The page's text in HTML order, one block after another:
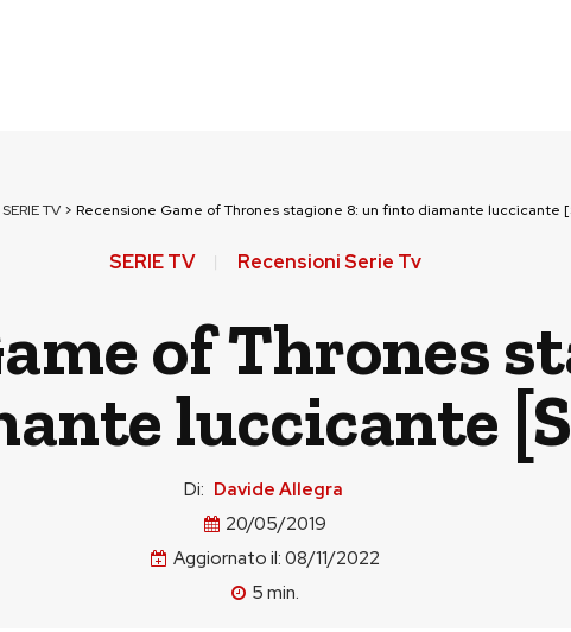
SERIE TV > Recensione Game of Thrones stagione 8: un finto diamante luccicante
SERIE TV Recensioni Serie Tv
of Thrones
luccicante
Di: Davide Allegra
20/05/2019
Aggiornato il: 08/11/2022
5 min.